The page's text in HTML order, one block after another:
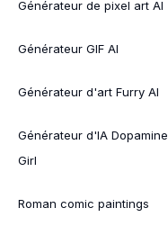
Générateur de pixel art AI
Générateur GIF AI
Générateur d'art Furry AI
Générateur d'IA Dopamine
Girl
Roman comic paintings